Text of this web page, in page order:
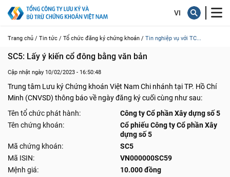
Trang chủ / Tin tức / Tổ chức đăng ký chứng khoán / Tin nghiệp vụ với TC...
SC5: Lấy ý kiến cổ đông bằng văn bản
Cập nhật ngày 10/02/2023 - 16:50:48
Trung tâm Lưu ký Chứng khoán Việt Nam Chi nhánh tại TP. Hồ Chí
Minh (CNVSD) thông báo về ngày đăng ký cuối cùng như sau:
Tên tổ chức phát hành:
Công ty Cổ phần Xây dựng số 5
Tên chứng khoán:
Cổ phiếu Công ty Cổ phần Xây
dựng số 5
Mã chứng khoán:
SC5
Mã ISIN:
VN000000SC59
Mệnh giá:
10.000 đồng